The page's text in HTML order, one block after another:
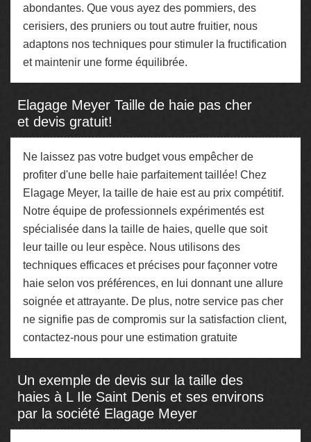
abondantes. Que vous ayez des pommiers, des
cerisiers, des pruniers ou tout autre fruitier, nous
adaptons nos techniques pour stimuler la fructification
et maintenir une forme équilibrée.
Elagage Meyer Taille de haie pas cher
et devis gratuit!
Ne laissez pas votre budget vous empêcher de
profiter d'une belle haie parfaitement taillée! Chez
Elagage Meyer, la taille de haie est au prix compétitif.
Notre équipe de professionnels expérimentés est
spécialisée dans la taille de haies, quelle que soit
leur taille ou leur espèce. Nous utilisons des
techniques efficaces et précises pour façonner votre
haie selon vos préférences, en lui donnant une allure
soignée et attrayante. De plus, notre service pas cher
ne signifie pas de compromis sur la satisfaction client,
contactez-nous pour une estimation gratuite
Un exemple de devis sur la taille des
haies à L Ile Saint Denis et ses environs
par la société Elagage Meyer